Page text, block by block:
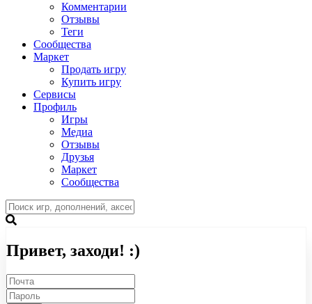
Комментарии
Отзывы
Теги
Сообщества
Маркет
Продать игру
Купить игру
Сервисы
Профиль
Игры
Медиа
Отзывы
Друзья
Маркет
Сообщества
Привет, заходи! :)